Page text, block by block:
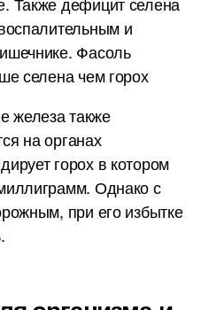
и
Фасоль
селена чем горох
железа также
на органах
горох в котором
Однако с
при его избытке